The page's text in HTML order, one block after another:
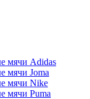
мячи Adidas
мячи Joma
мячи Nike
мячи Puma